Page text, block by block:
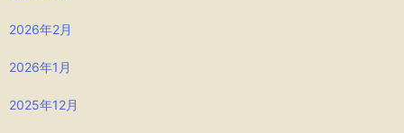
2026年2月
2026年1月
2025年12月